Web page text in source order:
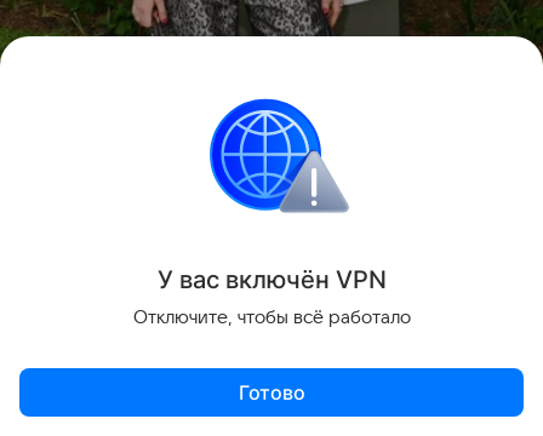
Источник: AP
Вероника Словиковска
У вас включён VPN
Отключите, чтобы всё работало
Готово